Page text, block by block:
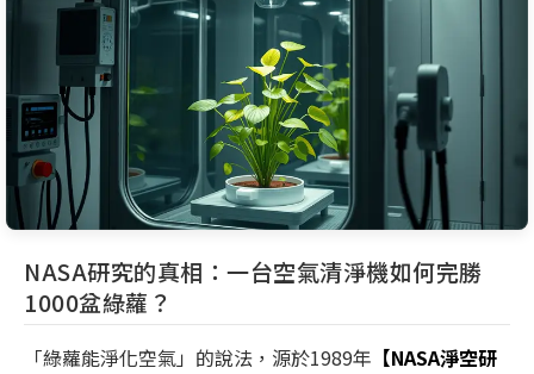
NASA研究的真相：一台空氣清淨機如何完勝
1000盆綠蘿？
「綠蘿能淨化空氣」的說法，源於1989年 【NASA淨空研